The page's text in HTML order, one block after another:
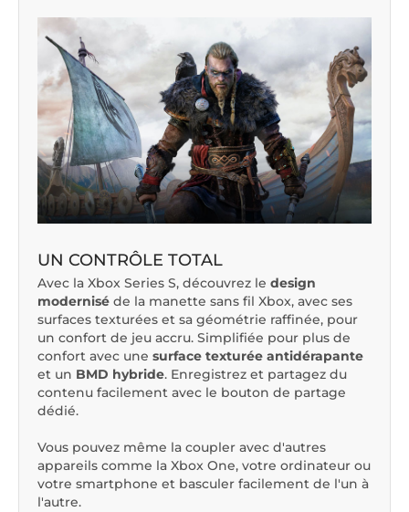
UN CONTRÔLE TOTAL
Avec la Xbox Series S, découvrez le design
modernisé de la manette sans fil Xbox, avec ses
surfaces texturées et sa géométrie raffinée, pour
un confort de jeu accru. Simplifiée pour plus de
confort avec une surface texturée antidérapante
et un BMD hybride. Enregistrez et partagez du
contenu facilement avec le bouton de partage
dédié.
Vous pouvez même la coupler avec d'autres
appareils comme la Xbox One, votre ordinateur ou
votre smartphone et basculer facilement de l'un à
l'autre.